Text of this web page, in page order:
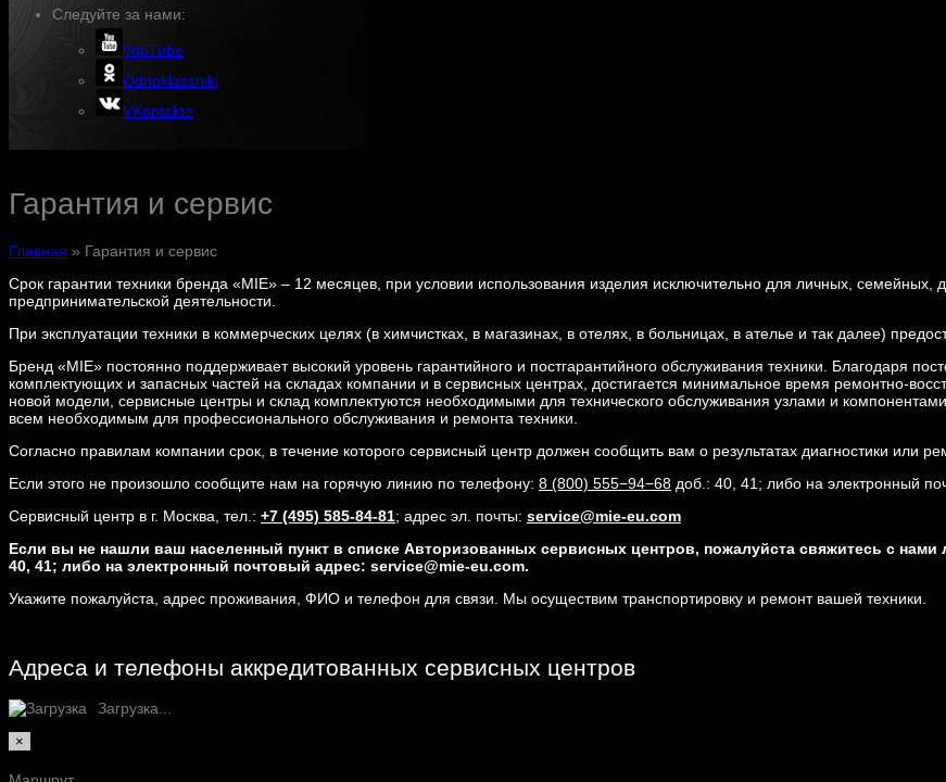
Следуйте за нами:
YouTube
Odnoklassniki
VKontakte
Гарантия и сервис
Главная » Гарантия и сервис
Срок гарантии техники бренда «MIE» – 12 месяцев, при условии использования изделия исключительно для личных,
предпринимательской деятельности.
При эксплуатации техники в коммерческих целях (в химчистках, в магазинах, в отелях, в больницах, в ателье и так далее)
Бренд «MIE» постоянно поддерживает высокий уровень гарантийного и постгарантийного обслуживания техники. Благодаря
комплектующих и запасных частей на складах компании и в сервисных центрах, достигается минимальное время ремонтно-
новой модели, сервисные центры и склад комплектуются необходимыми для технического обслуживания узлами и
всем необходимым для профессионального обслуживания и ремонта техники.
Согласно правилам компании срок, в течение которого сервисный центр должен сообщить вам о результатах диагностики или
Если этого не произошло сообщите нам на горячую линию по телефону: 8 (800) 555−94−68 доб.: 40, 41; либо на электронный
Сервисный центр в г. Москва, тел.: +7 (495) 585-84-81; адрес эл. почты: service@mie-eu.com
Если вы не нашли ваш населенный пункт в списке Авторизованных сервисных центров, пожалуйста свяжитесь с
40, 41; либо на электронный почтовый адрес: service@mie-eu.com.
Укажите пожалуйста, адрес проживания, ФИО и телефон для связи. Мы осуществим транспортировку и ремонт вашей техники.
Адреса и телефоны аккредитованных сервисных центров
Загрузка...
×